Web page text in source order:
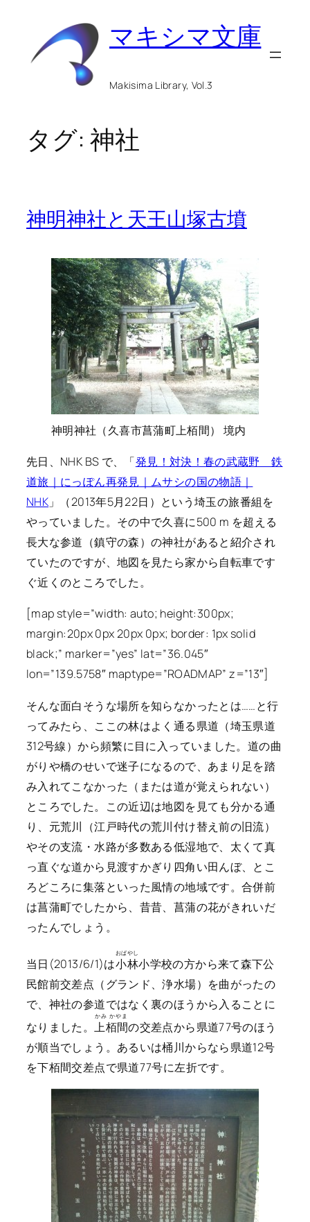
マキシマ文庫
Makisima Library, Vol.3
タグ: 神社
神明神社と天王山塚古墳
神明神社（久喜市菖蒲町上栢間） 境内
先日、NHK BS で、「発見！対決！春の武蔵野 鉄
道旅｜にっぽん再発見｜ムサシの国の物語｜
NHK 」（2013年5月22日）という埼玉の旅番組を
やっていました。その中で久喜に500 m を超える
長大な参道（鎮守の森）の神社があると紹介され
ていたのですが、地図を見たら家から自転車です
ぐ近くのところでした。
[map style=”width: auto; height:300px;
margin:20px 0px 20px 0px; border: 1px solid
black;” marker=”yes” lat=”36.045″
lon=”139.5758″ maptype=”ROADMAP” z=”13″]
そんな面白そうな場所を知らなかったとは……と行
ってみたら、ここの林はよく通る県道（埼玉県道
312号線）から頻繁に目に入っていました。道の曲
がりや橋のせいで迷子になるので、あまり足を踏
み入れてこなかった（または道が覚えられない）
ところでした。この近辺は地図を見ても分かる通
り、元荒川（江戸時代の荒川付け替え前の旧流）
やその支流・水路が多数ある低湿地で、太くて真
っ直ぐな道から見渡すかぎり四角い田んぼ、とこ
ろどころに集落といった風情の地域です。合併前
は菖蒲町でしたから、昔昔、菖蒲の花がきれいだ
ったんでしょう。
当日(2013/6/1)は小林
おばやし
小学校の方から来て森下公
民館前交差点（グランド、浄水場）を曲がったの
で、神社の参道ではなく裏のほうから入ることに
なりました。上栢間
かみ かやま
の交差点から県道77号のほう
が順当でしょう。あるいは桶川からなら県道12号
を下栢間交差点で県道77号に左折です。